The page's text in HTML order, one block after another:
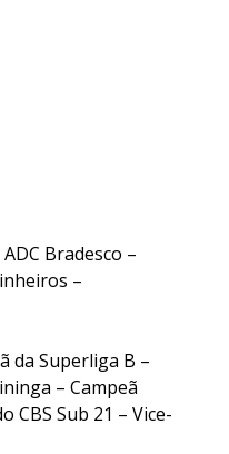
Brasil
Bradesco –
–
da Superliga B –
– Campeã
CBS Sub 21 – Vice-